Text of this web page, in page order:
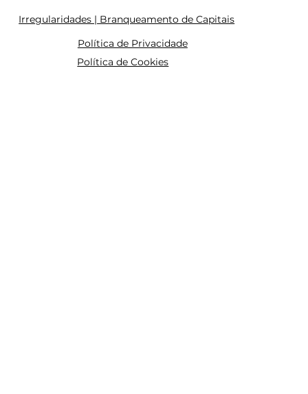
Política de Privacidade
Política de Cookies
Irregularidades | Branqueamento de Capitais